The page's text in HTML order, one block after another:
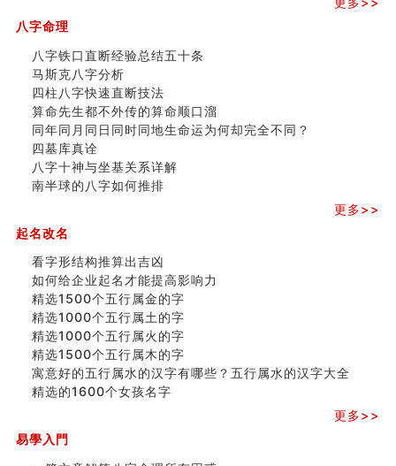
订婚就是定结婚日子吗
清朝慈禧太后命造 (名人八字淺析七）
玄空本义 (三)
飞灵山传说故事
命理解说：想请问什么时候能够遇到姻缘结婚？
商舖選址的風水講究 (下)
吉凶神跳上大运时的断法【四柱技巧】
家居常見風水形煞及化解方法 (一)
刘燮鈞讲人相 手纹与命运(一)
玄空本义 (二)
大門風水五大禁忌！大門風水擺設？門中門風水解方？
寓意好的五行属水的汉字有哪些？五行属水的汉字大全
八字命理
八字铁口直断经验总结五十条
马斯克八字分析
四柱八字快速直断技法
算命先生都不外传的算命顺口溜
同年同月同日同时同地生命运为何却完全不同？
四墓库真诠
八字十神与坐基关系详解
南半球的八字如何推排
更多>>
起名改名
看字形结构推算出吉凶
如何给企业起名才能提高影响力
精选1500个五行属金的字
精选1000个五行属土的字
精选1000个五行属火的字
精选1500个五行属木的字
寓意好的五行属水的汉字有哪些？五行属水的汉字大全
精选的1600个女孩名字
更多>>
易學入門